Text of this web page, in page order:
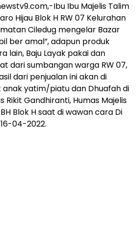
Ibu Ibu Majelis Talim
Hijau Blok H RW 07 Kelurahan
Ciledug mengelar Bazar
ber amal”, adapun produk
lain, Baju Layak pakai dan
dari sumbangan warga RW 07,
dari penjualan ini akan di
yatim/piatu dan Dhuafah di
Rikit Gandhiranti, Humas Majelis
Blok H saat di wawan cara Di
04-2022.